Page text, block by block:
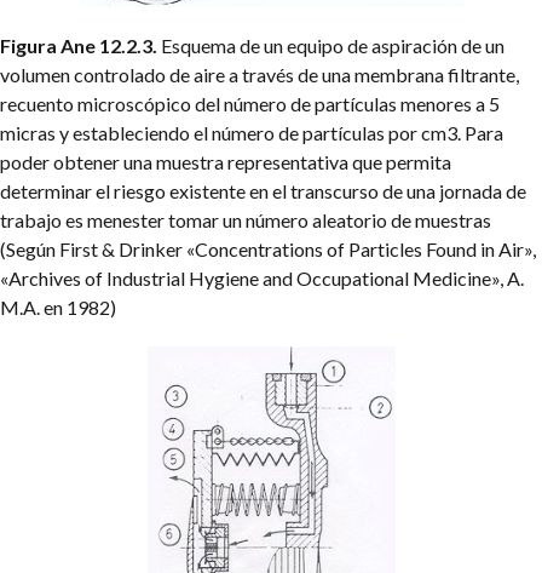
Figura Ane 12.2.3. Esquema de un equipo de aspiración de un
volumen controlado de aire a través de una membrana filtrante,
recuento microscópico del número de partículas menores a 5
micras y estableciendo el número de partículas por cm3. Para
poder obtener una muestra representativa que permita
determinar el riesgo existente en el transcurso de una jornada de
trabajo es menester tomar un número aleatorio de muestras
(Según First & Drinker «Concentrations of Particles Found in Air»,
«Archives of Industrial Hygiene and Occupational Medicine», A.
M.A. en 1982)